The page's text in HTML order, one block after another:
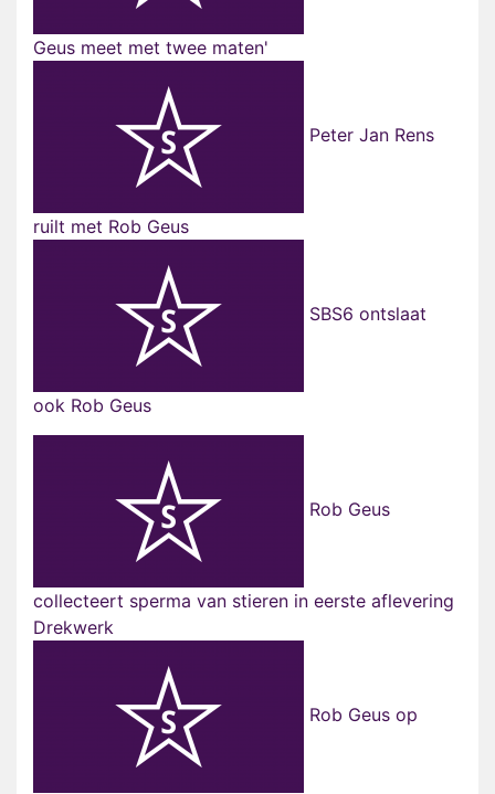
Geus meet met twee maten'
Peter Jan Rens
ruilt met Rob Geus
SBS6 ontslaat
ook Rob Geus
Rob Geus
collecteert sperma van stieren in eerste aflevering
Drekwerk
Rob Geus op